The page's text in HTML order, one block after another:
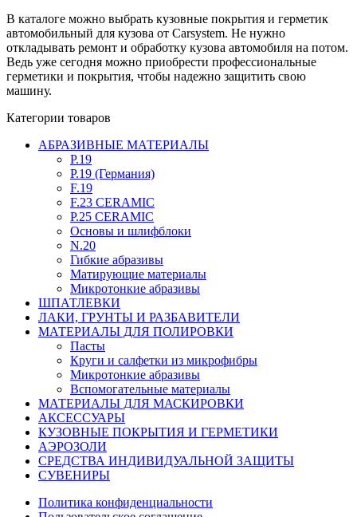
В каталоге можно выбрать кузовные покрытия и герметик
автомобильный для кузова от Carsystem. Не нужно
откладывать ремонт и обработку кузова автомобиля на потом.
Ведь уже сегодня можно приобрести профессиональные
герметики и покрытия, чтобы надежно защитить свою
машину.
Категории товаров
АБРАЗИВНЫЕ МАТЕРИАЛЫ
P.19
P.19 (Германия)
F.19
F.23 CERAMIC
P.25 CERAMIC
Основы и шлифблоки
N.20
Гибкие абразивы
Матирующие материалы
Микротонкие абразивы
ШПАТЛЕВКИ
ЛАКИ, ГРУНТЫ И РАЗБАВИТЕЛИ
МАТЕРИАЛЫ ДЛЯ ПОЛИРОВКИ
Пасты
Круги и салфетки из микрофибры
Микротонкие абразивы
Вспомогательные материалы
МАТЕРИАЛЫ ДЛЯ МАСКИРОВКИ
АКСЕССУАРЫ
КУЗОВНЫЕ ПОКРЫТИЯ И ГЕРМЕТИКИ
АЭРОЗОЛИ
СРЕДСТВА ИНДИВИДУАЛЬНОЙ ЗАЩИТЫ
СУВЕНИРЫ
Политика конфиденциальности